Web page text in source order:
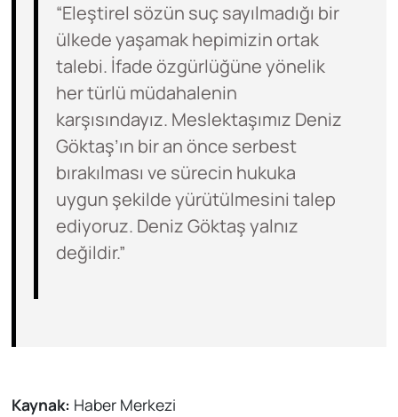
“Eleştirel sözün suç sayılmadığı bir
ülkede yaşamak hepimizin ortak
talebi. İfade özgürlüğüne yönelik
her türlü müdahalenin
karşısındayız. Meslektaşımız Deniz
Göktaş’ın bir an önce serbest
bırakılması ve sürecin hukuka
uygun şekilde yürütülmesini talep
ediyoruz. Deniz Göktaş yalnız
değildir.”
Kaynak: Haber Merkezi